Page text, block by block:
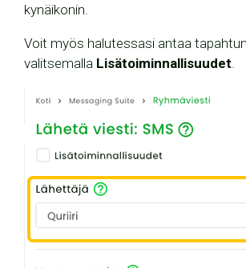
kynäikonin.
Voit myös halutessasi antaa
valitsemalla Lisätoiminnallisuudet